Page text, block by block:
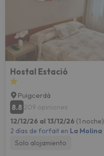
Hostal Estació
Puigcerdà
8.8 209 opiniones
12/12/26 al 13/12/26 (1 noche)
2 días de forfait en La Molina
Solo alojamiento